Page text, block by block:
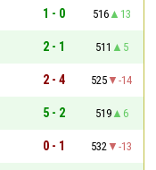
1 - 0 516
13
2 - 1 511
5
2 - 4 525
-14
5 - 2 519
6
0 - 1 532
-13